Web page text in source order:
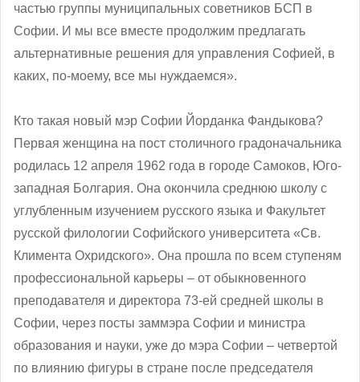
частью группы муниципальных советников БСП в
Софии. И мы все вместе продолжим предлагать
альтернативные решения для управления Софией, в
каких, по-моему, все мы нуждаемся».
Кто такая новый мэр Софии Йорданка Фандыкова?
Первая женщина на пост столичного градоначальника
родилась 12 апреля 1962 года в городе Самоков, Юго-
западная Болгария. Она окончила среднюю школу с
углубленным изучением русского языка и Факультет
русской филологии Софийского университета «Св.
Климента Охридского». Она прошла по всем ступеням
профессиональной карьеры – от обыкновенного
преподавателя и директора 73-ей средней школы в
Софии, через посты заммэра Софии и министра
образования и науки, уже до мэра Софии – четвертой
по влиянию фигуры в стране после председателя